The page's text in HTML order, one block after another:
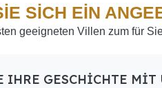
SICH EIN
geeigneten Villen zum für
IHRE GESCHICHTE MIT